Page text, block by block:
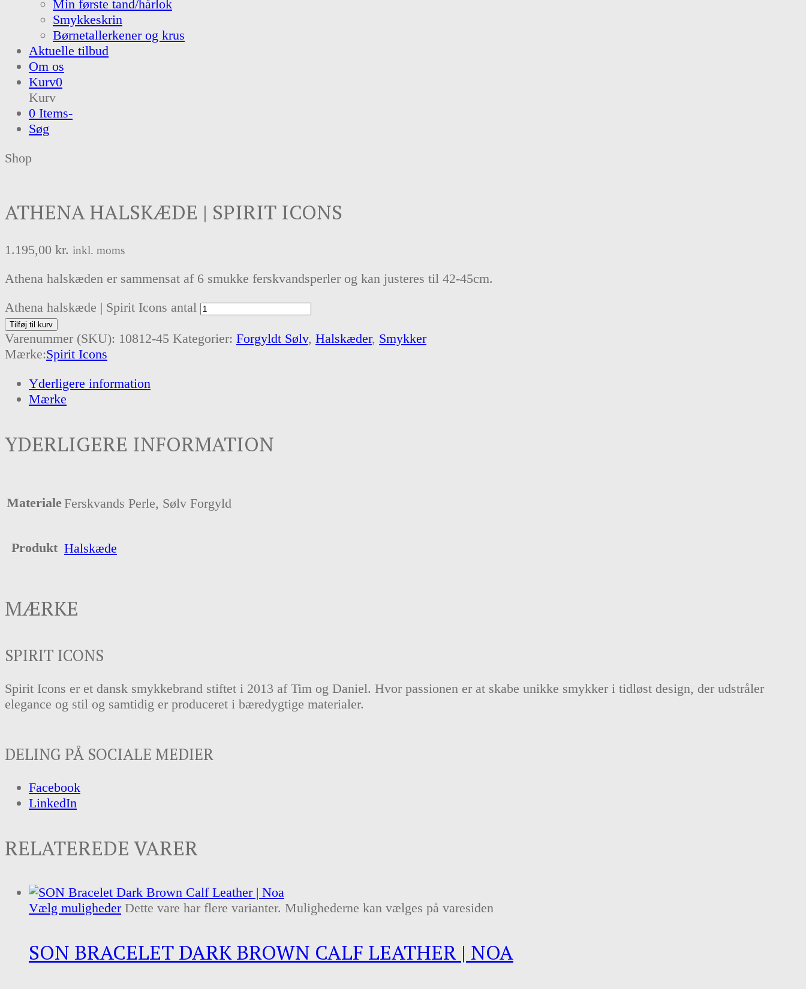
Min første tand/hårlok
Smykkeskrin
Børnetallerkener og krus
Aktuelle tilbud
Om os
Kurv0
Kurv
0 Items-
Søg
Shop
ATHENA HALSKÆDE | SPIRIT ICONS
1.195,00 kr. inkl. moms
Athena halskæden er sammensat af 6 smukke ferskvandsperler og kan justeres til 42-45cm.
Athena halskæde | Spirit Icons antal
Tilføj til kurv
Varenummer (SKU): 10812-45 Kategorier: Forgyldt Sølv, Halskæder, Smykker
Mærke:Spirit Icons
Yderligere information
Mærke
YDERLIGERE INFORMATION
MaterialeFerskvands Perle, Sølv Forgyld
Produkt Halskæde
MÆRKE
SPIRIT ICONS
Spirit Icons er et dansk smykkebrand stiftet i 2013 af Tim og Daniel. Hvor passionen er at skabe unikke smykker i tidløst design, der udstråler
elegance og stil og samtidig er produceret i bæredygtige materialer.
DELING PÅ SOCIALE MEDIER
Facebook
LinkedIn
RELATEREDE VARER
Vælg muligheder Dette vare har flere varianter. Mulighederne kan vælges på varesiden
SON BRACELET DARK BROWN CALF LEATHER | NOA